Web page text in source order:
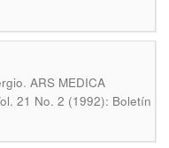
. ARS MEDICA
21 No. 2 (1992): Boletín